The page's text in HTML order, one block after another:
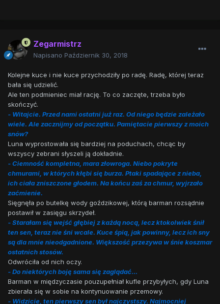
Zegarmistrz
Napisano Październik 30, 2018
Kolejne kuce i nie kuce przychodziły po radę. Radę, której teraz
bała się udzielić.
Ale ten podmieniec miał rację. To co zaczęte, trzeba było
skończyć.
- Witajcie. Przed nami ostatni już raz. Od niego będzie zależało
wiele. Ale zacznijmy od początku. Pamiętacie pierwszy z moich
snów?
Luna wyprostowała się bardziej na poduchach, chcąc by
wszyscy zebrani słyszeli ją dokładnie.
- Ciemność kompletna, mara złowroga. Niebo pokryte
chmurami, w których kłębi się burza. Ptaki spadające z nieba,
ich ciała zniszczone głodem. Na końcu zaś za chmur, wyjrzało
zaćmienie.
Sięgnęła po butelkę wody goździkowej, którą barman rozsądnie
postawił w zasięgu skrzydeł.
- Starałam się wejść głębiej z każdą nocą, lecz ktokolwiek śnił
ten sen, teraz nie śni wcale. Kuce śpią, jak powinny, lecz ich sny
są dla mnie nieodgadnione. Większość przezywa w śnie koszmar
ostatnich stosów.
Odwróciła od nich oczy.
- Do niektórych boję sama się zaglądać...
Barman w międzyczasie pouzupełniał kufle przybyłych, gdy Luna
zbierała się w sobie na kontynuowanie przemowy.
- Widzicie, ten pierwszy sen był najczystszy. Najmocniej